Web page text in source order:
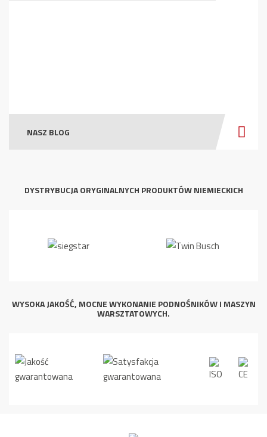
NASZ BLOG
DYSTRYBUCJA ORYGINALNYCH PRODUKTÓW NIEMIECKICH
WYSOKA JAKOŚĆ, MOCNE WYKONANIE PODNOŚNIKÓW I MASZYN
WARSZTATOWYCH.